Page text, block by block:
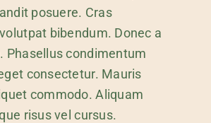
posuere. Cras
bibendum. Donec a
Phasellus condimentum
consectetur. Mauris
commodo. Aliquam
risus vel cursus.